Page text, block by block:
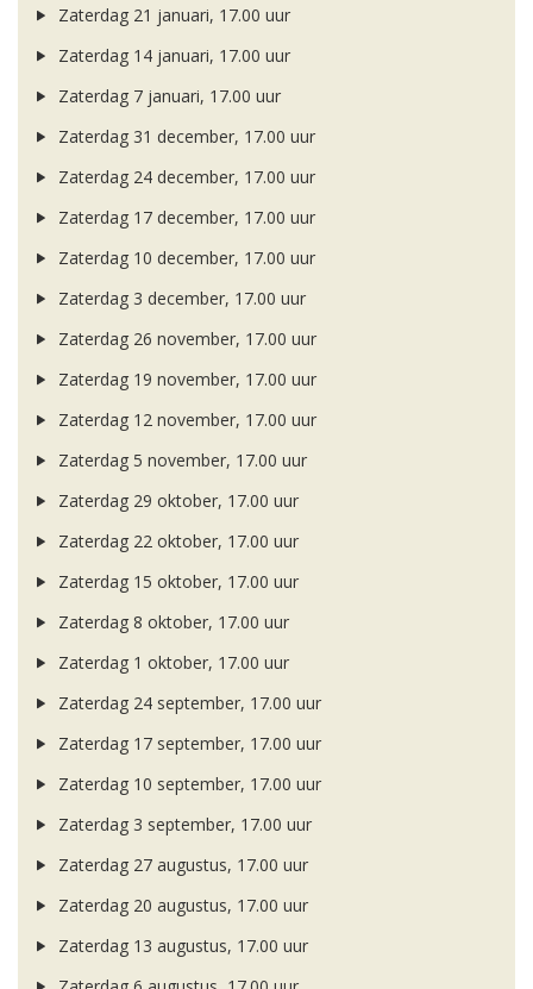
Zaterdag 21 januari, 17.00 uur
Zaterdag 14 januari, 17.00 uur
Zaterdag 7 januari, 17.00 uur
Zaterdag 31 december, 17.00 uur
Zaterdag 24 december, 17.00 uur
Zaterdag 17 december, 17.00 uur
Zaterdag 10 december, 17.00 uur
Zaterdag 3 december, 17.00 uur
Zaterdag 26 november, 17.00 uur
Zaterdag 19 november, 17.00 uur
Zaterdag 12 november, 17.00 uur
Zaterdag 5 november, 17.00 uur
Zaterdag 29 oktober, 17.00 uur
Zaterdag 22 oktober, 17.00 uur
Zaterdag 15 oktober, 17.00 uur
Zaterdag 8 oktober, 17.00 uur
Zaterdag 1 oktober, 17.00 uur
Zaterdag 24 september, 17.00 uur
Zaterdag 17 september, 17.00 uur
Zaterdag 10 september, 17.00 uur
Zaterdag 3 september, 17.00 uur
Zaterdag 27 augustus, 17.00 uur
Zaterdag 20 augustus, 17.00 uur
Zaterdag 13 augustus, 17.00 uur